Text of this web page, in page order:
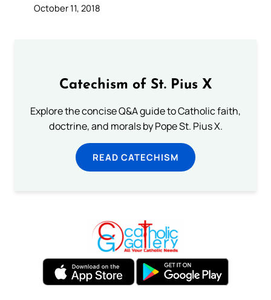
October 11, 2018
Catechism of St. Pius X
Explore the concise Q&A guide to Catholic faith,
doctrine, and morals by Pope St. Pius X.
READ CATECHISM